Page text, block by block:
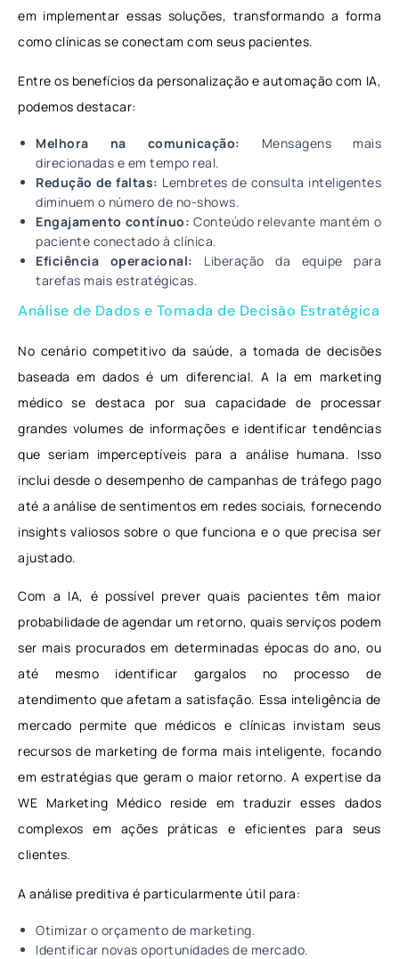
em implementar essas soluções, transformando a forma
como clínicas se conectam com seus pacientes.
Entre os benefícios da personalização e automação com IA,
podemos destacar:
Melhora na comunicação: Mensagens mais
direcionadas e em tempo real.
Redução de faltas: Lembretes de consulta inteligentes
diminuem o número de no-shows.
Engajamento contínuo: Conteúdo relevante mantém o
paciente conectado à clínica.
Eficiência operacional: Liberação da equipe para
tarefas mais estratégicas.
Análise de Dados e Tomada de Decisão Estratégica
No cenário competitivo da saúde, a tomada de decisões
baseada em dados é um diferencial. A Ia em marketing
médico se destaca por sua capacidade de processar
grandes volumes de informações e identificar tendências
que seriam imperceptíveis para a análise humana. Isso
inclui desde o desempenho de campanhas de tráfego pago
até a análise de sentimentos em redes sociais, fornecendo
insights valiosos sobre o que funciona e o que precisa ser
ajustado.
Com a IA, é possível prever quais pacientes têm maior
probabilidade de agendar um retorno, quais serviços podem
ser mais procurados em determinadas épocas do ano, ou
até mesmo identificar gargalos no processo de
atendimento que afetam a satisfação. Essa inteligência de
mercado permite que médicos e clínicas invistam seus
recursos de marketing de forma mais inteligente, focando
em estratégias que geram o maior retorno. A expertise da
WE Marketing Médico reside em traduzir esses dados
complexos em ações práticas e eficientes para seus
clientes.
A análise preditiva é particularmente útil para:
Otimizar o orçamento de marketing.
Identificar novas oportunidades de mercado.